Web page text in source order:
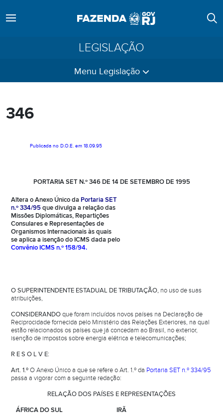
LEGISLAÇÃO
Menu Legislação
346
Publicada no D.O.E. em 18.09.95
PORTARIA SET N.º 346 DE 14 DE SETEMBRO DE 1995
Altera o Anexo Único da Portaria SET
n.º 334/95que divulga a relação das
Missões Diplomáticas, Repartições
Consulares e Representações de
Organismos Internacionais às quais
se aplica a isenção do ICMS dada pelo
Convênio ICMS n.º 158/94.
O SUPERINTENDENTE ESTADUAL DE TRIBUTAÇÃO, no uso de suas
atribuições,
CONSIDERANDOque foram incluídos novos países na Declaração de
Reciprocidade fornecida pelo Ministério das Relações Exteriores, na qual
estão relacionados os países que já concedam ao Brasil, no exterior,
isenção de impostos sobre energia elétrica e telecomunicações;
R E S O L V E:
Art. 1.ºO Anexo Único a que se refere o Art. 1.º da Portaria SET n.º 334/95
passa a vigorar com a seguinte redação:
RELAÇÃO DOS PAÍSES E REPRESENTAÇÕES
ÁFRICA DO SUL
IRÃ